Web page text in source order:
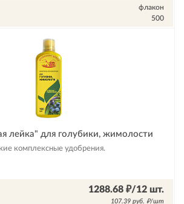
флакон
500
лейка" для голубики, жимолости
комплексные удобрения.
1288.68 ₽/12 шт.
107.39 руб. ₽/шт